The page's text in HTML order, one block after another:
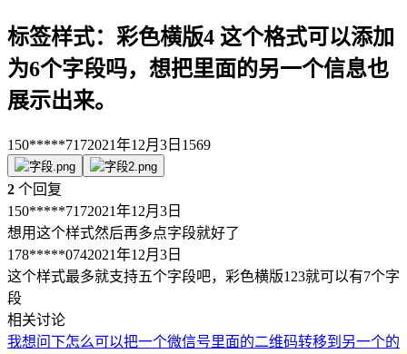
标签样式：彩色横版4 这个格式可以添加
为6个字段吗，想把里面的另一个信息也
展示出来。
150*****7172021年12月3日 1569
2 个回复
150*****7172021年12月3日
想用这个样式然后再多点字段就好了
178*****0742021年12月3日
这个样式最多就支持五个字段吧，彩色横版123就可以有7个字
段
相关讨论
我想问下怎么可以把一个微信号里面的二维码转移到另一个的